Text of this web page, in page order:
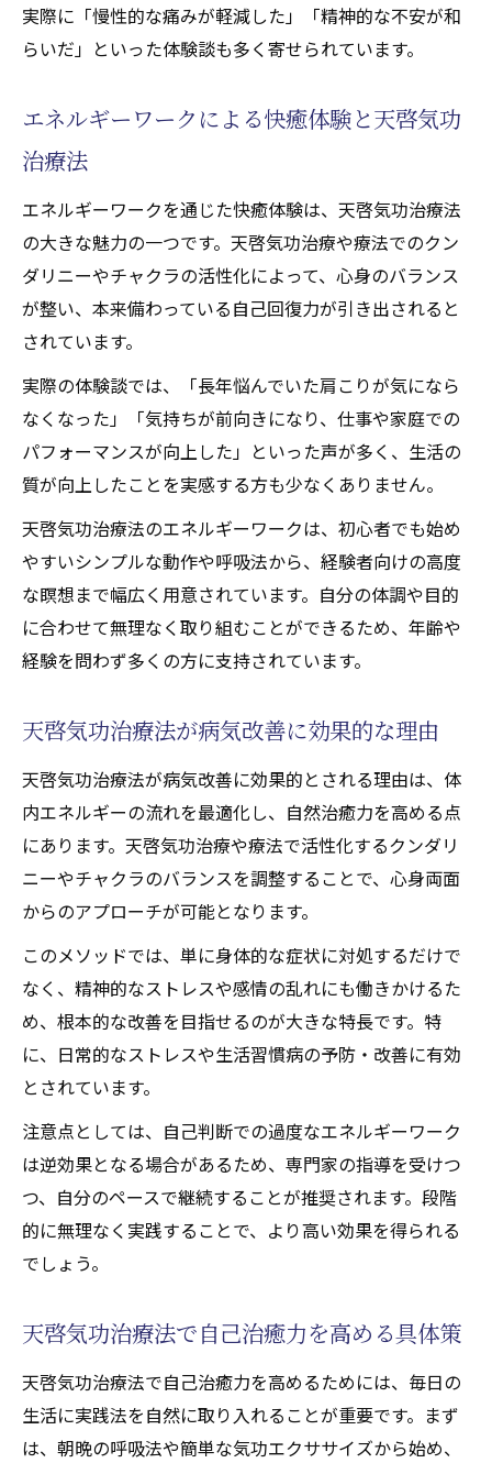
実際に「慢性的な痛みが軽減した」「精神的な不安が和
らいだ」といった体験談も多く寄せられています。
エネルギーワークによる快癒体験と天啓気功
治療法
エネルギーワークを通じた快癒体験は、天啓気功治療法
の大きな魅力の一つです。天啓気功治療や療法でのクン
ダリニーやチャクラの活性化によって、心身のバランス
が整い、本来備わっている自己回復力が引き出されると
されています。
実際の体験談では、「長年悩んでいた肩こりが気になら
なくなった」「気持ちが前向きになり、仕事や家庭での
パフォーマンスが向上した」といった声が多く、生活の
質が向上したことを実感する方も少なくありません。
天啓気功治療法のエネルギーワークは、初心者でも始め
やすいシンプルな動作や呼吸法から、経験者向けの高度
な瞑想まで幅広く用意されています。自分の体調や目的
に合わせて無理なく取り組むことができるため、年齢や
経験を問わず多くの方に支持されています。
天啓気功治療法が病気改善に効果的な理由
天啓気功治療法が病気改善に効果的とされる理由は、体
内エネルギーの流れを最適化し、自然治癒力を高める点
にあります。天啓気功治療や療法で活性化するクンダリ
ニーやチャクラのバランスを調整することで、心身両面
からのアプローチが可能となります。
このメソッドでは、単に身体的な症状に対処するだけで
なく、精神的なストレスや感情の乱れにも働きかけるた
め、根本的な改善を目指せるのが大きな特長です。特
に、日常的なストレスや生活習慣病の予防・改善に有効
とされています。
注意点としては、自己判断での過度なエネルギーワーク
は逆効果となる場合があるため、専門家の指導を受けつ
つ、自分のペースで継続することが推奨されます。段階
的に無理なく実践することで、より高い効果を得られる
でしょう。
天啓気功治療法で自己治癒力を高める具体策
天啓気功治療法で自己治癒力を高めるためには、毎日の
生活に実践法を自然に取り入れることが重要です。まず
は、朝晩の呼吸法や簡単な気功エクササイズから始め、